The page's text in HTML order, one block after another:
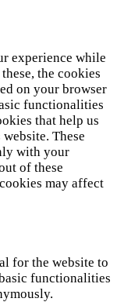
experience while
the cookies
on your browser
functionalities
that help us
These
with your
of these
may affect
for the website to
functionalities